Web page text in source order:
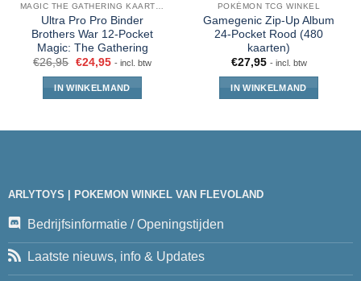
Ultra Pro Pro Binder
Brothers War 12-Pocket
Magic: The Gathering
€26,95 €24,95 - incl. btw
IN WINKELMAND
POKÉMON TCG WINKEL
Gamegenic Zip-Up Album
24-Pocket Rood (480
kaarten)
€27,95 - incl. btw
IN WINKELMAND
ARLYTOYS | POKEMON WINKEL VAN FLEVOLAND
Bedrijfsinformatie / Openingstijden
Laatste nieuws, info & Updates